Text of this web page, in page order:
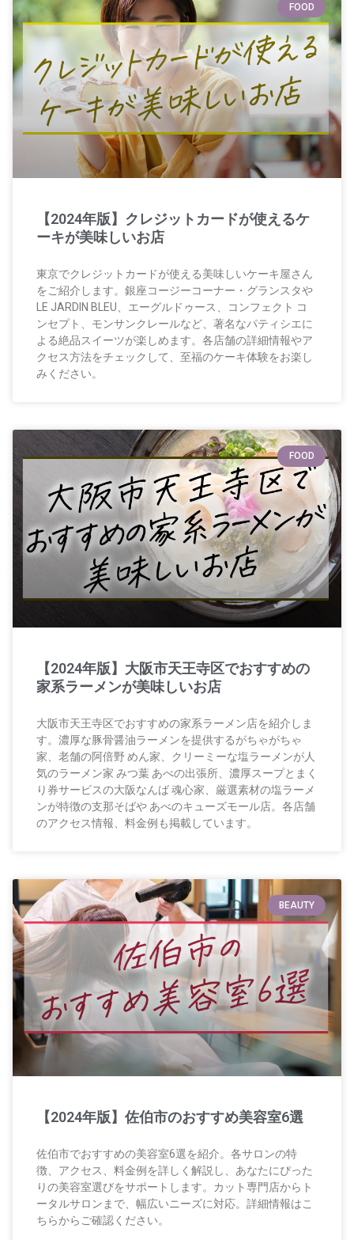
FOOD
【2024年版】クレジットカードが使えるケ
ーキが美味しいお店
東京でクレジットカードが使える美味しいケーキ屋さん
をご紹介します。銀座コージーコーナー・グランスタや
LE JARDIN BLEU、エーグルドゥース、コンフェクト コ
ンセプト、モンサンクレールなど、著名なパティシエに
よる絶品スイーツが楽しめます。各店舗の詳細情報やア
クセス方法をチェックして、至福のケーキ体験をお楽し
みください。
FOOD
【2024年版】大阪市天王寺区でおすすめの
家系ラーメンが美味しいお店
大阪市天王寺区でおすすめの家系ラーメン店を紹介しま
す。濃厚な豚骨醤油ラーメンを提供するがちゃがちゃ
家、老舗の阿倍野 めん家、クリーミーな塩ラーメンが人
気のラーメン家 みつ葉 あべの出張所、濃厚スープとまく
り券サービスの大阪なんば 魂心家、厳選素材の塩ラーメ
ンが特徴の支那そばや あべのキューズモール店。各店舗
のアクセス情報、料金例も掲載しています。
BEAUTY
【2024年版】佐伯市のおすすめ美容室6選
佐伯市でおすすめの美容室6選を紹介。各サロンの特
徴、アクセス、料金例を詳しく解説し、あなたにぴった
りの美容室選びをサポートします。カット専門店からト
ータルサロンまで、幅広いニーズに対応。詳細情報はこ
ちらからご確認ください。